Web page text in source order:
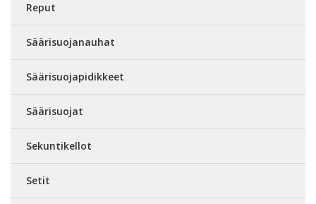
Reput
Säärisuojanauhat
Säärisuojapidikkeet
Säärisuojat
Sekuntikellot
Setit